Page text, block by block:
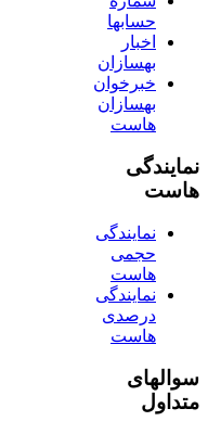
حسابها
اخبار
بهسازان
خبرخوان
بهسازان
هاست
نمایندگی
هاست
نمایندگی
حجمی
هاست
نمایندگی
درصدی
هاست
سوالهای
متداول